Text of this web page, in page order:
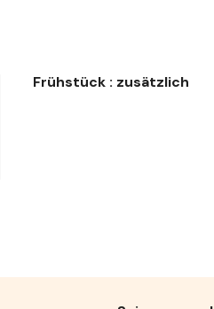
Frühstück : zusätzlich